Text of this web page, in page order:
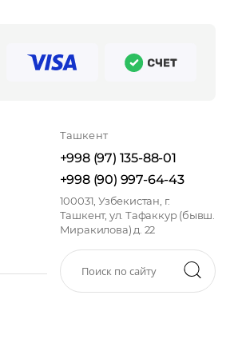
Ташкент
+998 (97) 135-88-01
+998 (90) 997-64-43
100031, Узбекистан, г.
Ташкент, ул. Тафаккур (бывш.
Миракилова) д. 22